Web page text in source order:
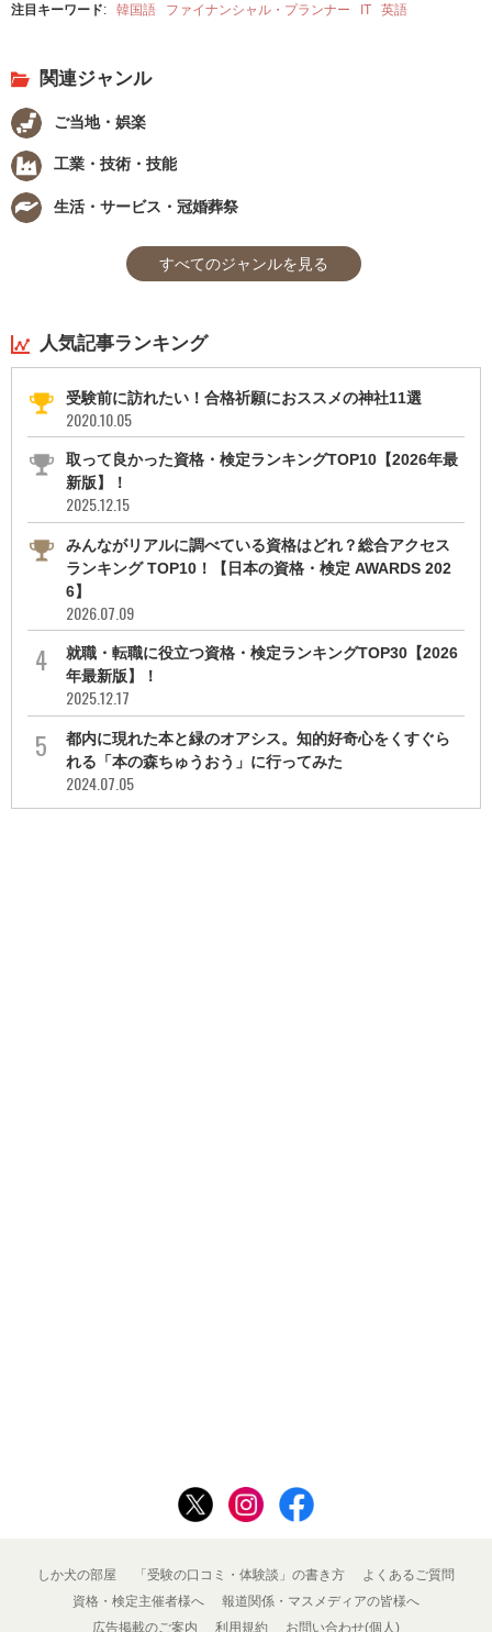
注目キーワード: 韓国語 ファイナンシャル・プランナー IT 英語
関連ジャンル
ご当地・娯楽
工業・技術・技能
生活・サービス・冠婚葬祭
すべてのジャンルを見る
人気記事ランキング
受験前に訪れたい！合格祈願におススメの神社11選
2020.10.05
取って良かった資格・検定ランキングTOP10【2026年最
新版】！
2025.12.15
みんながリアルに調べている資格はどれ？総合アクセス
ランキング TOP10！【日本の資格・検定 AWARDS 202
6】
2026.07.09
就職・転職に役立つ資格・検定ランキングTOP30【2026
年最新版】！
2025.12.17
都内に現れた本と緑のオアシス。知的好奇心をくすぐら
れる「本の森ちゅうおう」に行ってみた
2024.07.05
しか犬の部屋 「受験の口コミ・体験談」の書き方
よくあるご質問
資格・検定主催者様へ
報道関係・マスメディアの皆様へ
広告掲載のご案内
利用規約 お問い合わせ(個人)